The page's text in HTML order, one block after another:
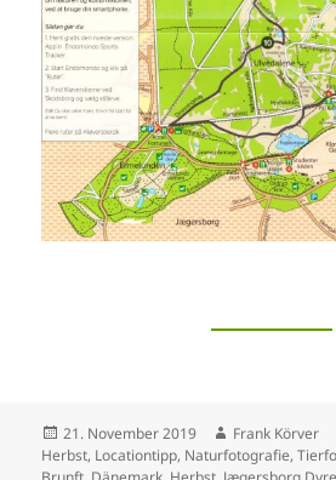
Veröffentlicht
am
21. November 2019 Autor
Frank Körver
Herbst, Locationtipp, Naturfotografie,